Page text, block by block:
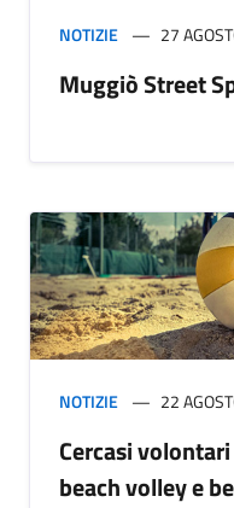
NOTIZIE 27
Muggiò Street
NOTIZIE 22
Cercasi
beach volley e